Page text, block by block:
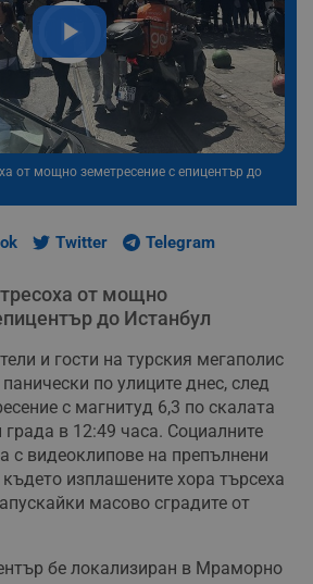
от мощно земетресение с епицентър до
Twitter Telegram
от мощно
до Истанбул
и гости на турския мегаполис
по улиците днес, след
с магнитуд 6,3 по скалата
града в 12:49 часа. Социалните
с видеоклипове на препълнени
изплашените хора търсеха
масово сградите от
бе локализиран в Мраморно